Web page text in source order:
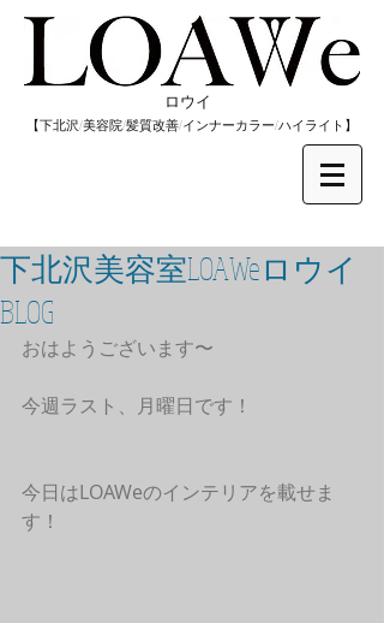
​ロウイ
​【下北沢/美容院/髪質改善/インナーカラー/​ハイライト】
下北沢美容室LOAWeロウイ
BLOG
おはようございます〜
今週ラスト、月曜日です！
今日はLOAWeのインテリアを載せま
す！